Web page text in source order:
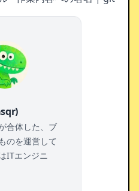
合体した、ブ
のを運営して
ITエンジニ